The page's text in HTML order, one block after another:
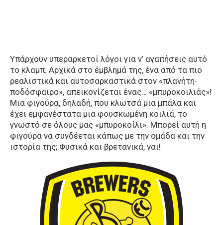
Υπάρχουν υπεραρκετοί λόγοι για ν’ αγαπήσεις αυτό
το κλαμπ. Αρχικά στο έμβλημά της, ένα από τα πιο
ρεαλιστικά και αυτοσαρκαστικά στον «πλανήτη-
ποδόσφαιρο», απεικονίζεται ένας… «μπυροκοιλιάς»!
Μια φιγούρα, δηλαδή, που κλωτσά μια μπάλα και
έχει εμφανέστατα μια φουσκωμένη κοιλιά, το
γνωστό σε όλους μας «μπυροκοίλι». Μπορεί αυτή η
φιγούρα να συνδέεται κάπως με την ομάδα και την
ιστορία της; Φυσικά και βρετανικά, ναι!